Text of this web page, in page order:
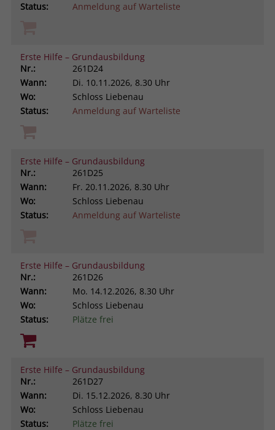
Status:
Anmeldung auf Warteliste
Erste Hilfe – Grundausbildung
Nr.:
261D24
Wann:
Di. 10.11.2026, 8.30 Uhr
Wo:
Schloss Liebenau
Status:
Anmeldung auf Warteliste
Erste Hilfe – Grundausbildung
Nr.:
261D25
Wann:
Fr. 20.11.2026, 8.30 Uhr
Wo:
Schloss Liebenau
Status:
Anmeldung auf Warteliste
Erste Hilfe – Grundausbildung
Nr.:
261D26
Wann:
Mo. 14.12.2026, 8.30 Uhr
Wo:
Schloss Liebenau
Status:
Plätze frei
Erste Hilfe – Grundausbildung
Nr.:
261D27
Wann:
Di. 15.12.2026, 8.30 Uhr
Wo:
Schloss Liebenau
Status:
Plätze frei